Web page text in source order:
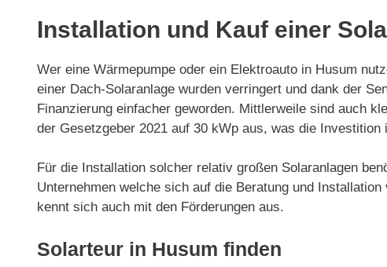
Installation und Kauf einer
Wer eine Wärmepumpe oder ein Elektroauto in Husum
einer Dach-Solaranlage wurden verringert und dank der
Finanzierung einfacher geworden. Mittlerweile sind auch
der Gesetzgeber 2021 auf 30 kWp aus, was die
Für die Installation solcher relativ großen Solaranlagen
Unternehmen welche sich auf die Beratung und
kennt sich auch mit den Förderungen aus.
Solarteur in Husum finden